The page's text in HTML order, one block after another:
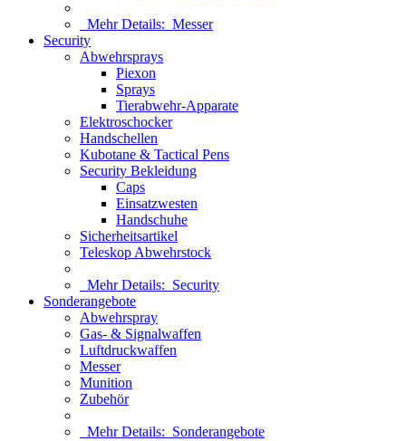
Mehr Details: Messer
Security
Abwehrsprays
Piexon
Sprays
Tierabwehr-Apparate
Elektroschocker
Handschellen
Kubotane & Tactical Pens
Security Bekleidung
Caps
Einsatzwesten
Handschuhe
Sicherheitsartikel
Teleskop Abwehrstock
Mehr Details: Security
Sonderangebote
Abwehrspray
Gas- & Signalwaffen
Luftdruckwaffen
Messer
Munition
Zubehör
Mehr Details: Sonderangebote